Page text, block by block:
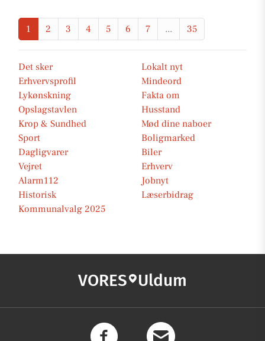
1 2 3 4 5 6 7 ... 35
Det sker
Lokalt nyt
Erhvervsprofil
Mindeord
Lykønskning
Fakta om
Opslagstavlen
Husstand
Krop & Sundhed
Mød dine naboer
Sport
Boligmarked
Dagligvarer
Biler
Vejret
Erhverv
Alarm112
Jobnyt
Historisk
Læserbidrag
Kommunalvalg 2025
VORES Uldum